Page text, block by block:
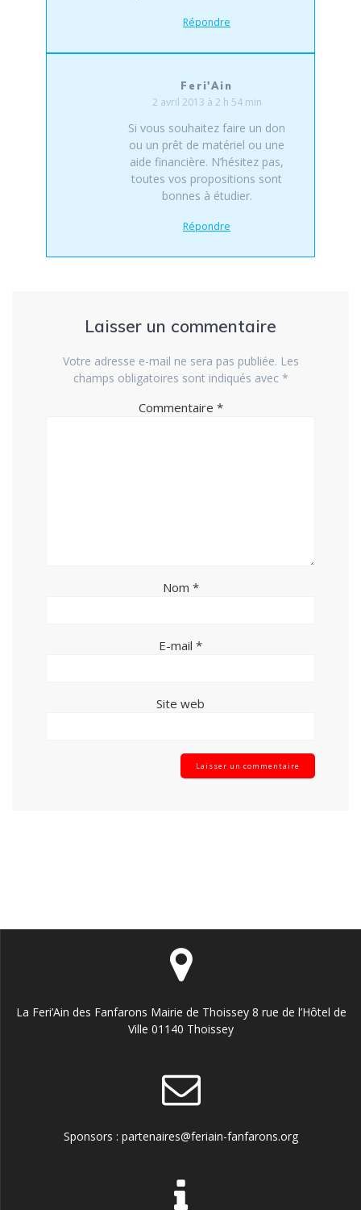
Répondre
Feri'Ain
2 avril 2013 à 2 h 54 min
Si vous souhaitez faire un don
ou un prêt de matériel ou une
aide financière. N’hésitez pas,
toutes vos propositions sont
bonnes à étudier.
Répondre
Laisser un commentaire
Votre adresse e-mail ne sera pas publiée. Les
champs obligatoires sont indiqués avec *
Commentaire *
Nom *
E-mail *
Site web
La Feri’Ain des Fanfarons Mairie de Thoissey 8 rue de l’Hôtel de
Ville 01140 Thoissey
Sponsors : partenaires@feriain-fanfarons.org